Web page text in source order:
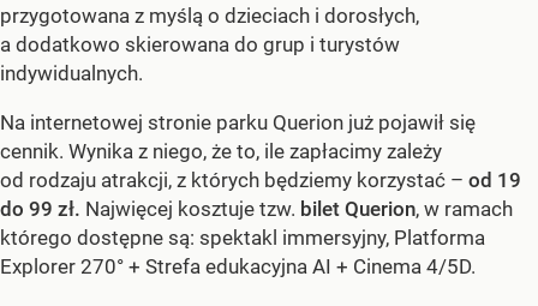
przygotowana z myślą o dzieciach i dorosłych,
a dodatkowo skierowana do grup i turystów
indywidualnych.
Na internetowej stronie parku Querion już pojawił się
cennik. Wynika z niego, że to, ile zapłacimy zależy
od rodzaju atrakcji, z których będziemy korzystać – od 19
do 99 zł. Najwięcej kosztuje tzw. bilet Querion, w ramach
którego dostępne są: spektakl immersyjny, Platforma
Explorer 270° + Strefa edukacyjna AI + Cinema 4/5D.